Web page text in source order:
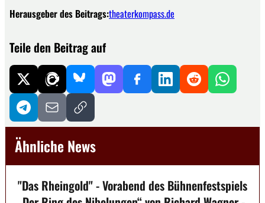
Herausgeber des Beitrags:theaterkompass.de
Teile den Beitrag auf
Ähnliche News
"Das Rheingold" - Vorabend des Bühnenfestspiels